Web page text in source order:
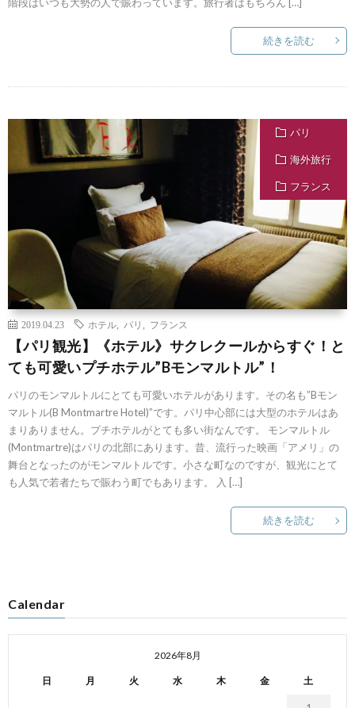
続きを読む
パリ
海外旅行
フランス
2019.04.23 ホテル パリ フランス
【パリ観光】《ホテル》サクレクールからすぐ！と
ても可愛いプチホテル”Bモンマルトル”！
パリのモンマルトルにとても可愛いホテルがあります。その名も”Bモン
マルトル(B Montmartre Hotel)”です。パリ中心部には大型のホテルはあ
まりありません。プチホテルがとても多い街なんです。 モンマルトル
(Montmartre)はパリの北部にあります。昔、流行った映画「アメリ」の
舞台となったのがモンマルトルです。小さな町なのですが、観光にとて
も人気で若者たちで賑わう町でもあります。 入 […]
続きを読む
Calendar
2026年8月
日 月 火 水 木 金 土